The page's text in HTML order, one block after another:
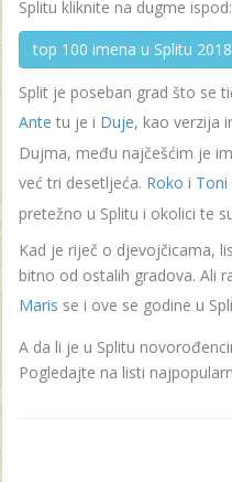
Splitu kliknite na dugme ispod:
top 100 imena u Splitu
Split je poseban grad što se
Ante tu je i Duje, kao verzija
Dujma, među najčešćim je
već tri desetljeća. Roko i Toni
pretežno u Splitu i okolici te
Kad je riječ o djevojčicama,
bitno od ostalih gradova. Ali
Maris se i ove se godine u
A da li je u Splitu
Pogledajte na listi